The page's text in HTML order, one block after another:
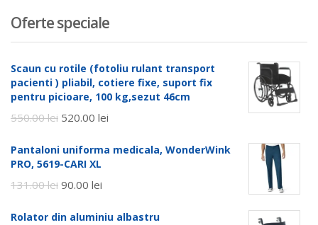
Oferte speciale
Scaun cu rotile (fotoliu rulant transport
pacienti ) pliabil, cotiere fixe, suport fix
pentru picioare, 100 kg,sezut 46cm
550.00lei 520.00 lei
Pantaloni uniforma medicala, WonderWink
PRO, 5619-CARI XL
131.00lei 90.00 lei
Rolator din aluminiu albastru